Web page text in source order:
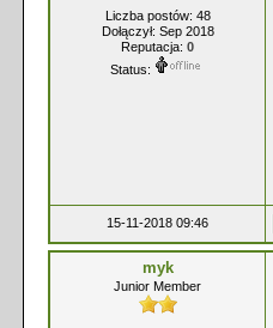
Liczba postów: 48
Dołączył: Sep 2018
Reputacja: 0
Status:
15-11-2018 09:46
myk
Junior Member